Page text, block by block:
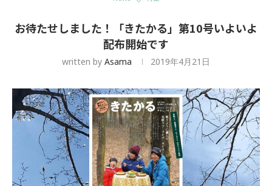
お待たせしました！「きたかる」第10号いよいよ
配布開始です
written byAsama 2019年4月21日